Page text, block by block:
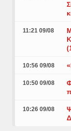
11:21 09/08
10:56 09/08
10:50 09/08
10:26 09/08